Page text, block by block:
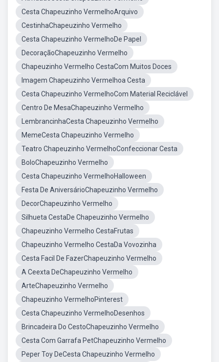
Cesta Chapeuzinho VermelhoArquivo
CestinhaChapeuzinho Vermelho
Cesta Chapeuzinho VermelhoDe Papel
DecoraçãoChapeuzinho Vermelho
Chapeuzinho Vermelho CestaCom Muitos Doces
Imagem Chapeuzinho Vermelhoa Cesta
Cesta Chapeuzinho VermelhoCom Material Reciclável
Centro De MesaChapeuzinho Vermelho
LembrancinhaCesta Chapeuzinho Vermelho
MemeCesta Chapeuzinho Vermelho
Teatro Chapeuzinho VermelhoConfeccionar Cesta
BoloChapeuzinho Vermelho
Cesta Chapeuzinho VermelhoHalloween
Festa De AniversárioChapeuzinho Vermelho
DecorChapeuzinho Vermelho
Silhueta CestaDe Chapeuzinho Vermelho
Chapeuzinho Vermelho CestaFrutas
Chapeuzinho Vermelho CestaDa Vovozinha
Cesta Facil De FazerChapeuzinho Vermelho
A Ceexta DeChapeuzinho Vermelho
ArteChapeuzinho Vermelho
Chapeuzinho VermelhoPinterest
Cesta Chapeuzinho VermelhoDesenhos
Brincadeira Do CestoChapeuzinho Vermelho
Cesta Com Garrafa PetChapeuzinho Vermelho
Peper Toy DeCesta Chapeuzinho Vermelho